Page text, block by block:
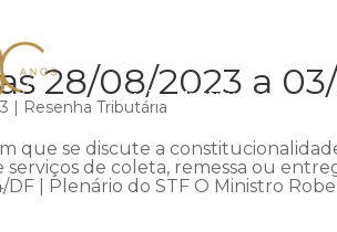
Início Institucional
28/08/2023 a
| Resenha Tributária
que se discute a
de coleta, remessa ou
| Plenário do STF O Ministro